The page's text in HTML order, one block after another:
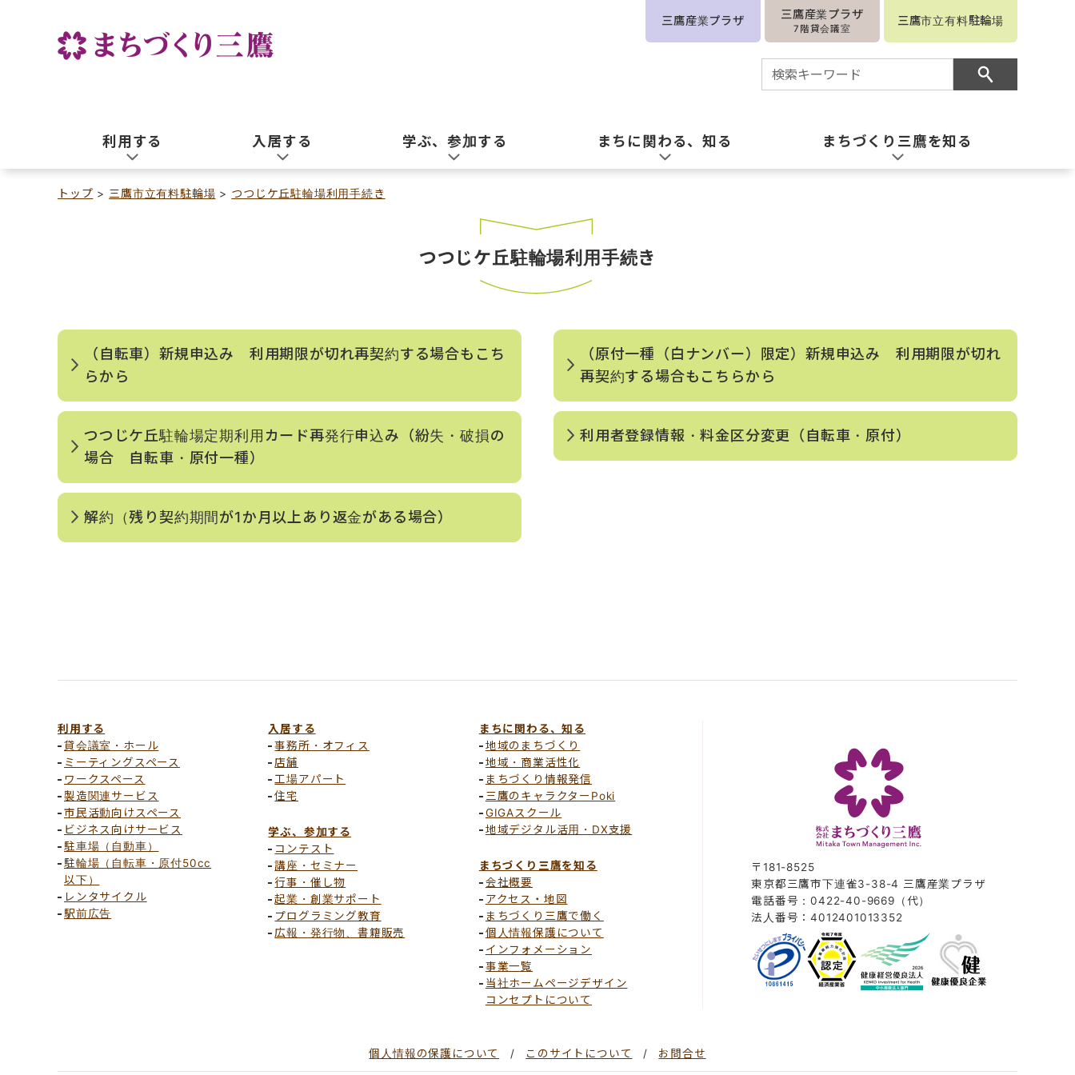
三鷹産業プラザ 三鷹産業プラザ
7階貸会議室
三鷹市立有料駐輪場
利用する 入居する 学ぶ、参加する まちに関わる、知る まちづくり三鷹を知る
トップ 三鷹市立有料駐輪場 つつじケ丘駐輪場利用手続き
つつじケ丘駐輪場利用手続き
（自転車）新規申込み 利用期限が切れ再契約する場合もこち
らから
（原付一種（白ナンバー）限定）新規申込み 利用期限が切れ
再契約する場合もこちらから
つつじケ丘駐輪場定期利用カード再発行申込み（紛失・破損の
場合 自転車・原付一種）
利用者登録情報・料金区分変更（自転車・原付）
解約（残り契約期間が1か月以上あり返金がある場合）
利用する
貸会議室・ホール
ミーティングスペース
ワークスペース
製造関連サービス
市民活動向けスペース
ビジネス向けサービス
駐車場（自動車）
駐輪場（自転車・原付50cc
以下）
レンタサイクル
駅前広告
入居する
事務所・オフィス
店舗
工場アパート
住宅
学ぶ、参加する
コンテスト
講座・セミナー
行事・催し物
起業・創業サポート
プログラミング教育
広報・発行物、書籍販売
まちに関わる、知る
地域のまちづくり
地域・商業活性化
まちづくり情報発信
三鷹のキャラクターPoki
GIGAスクール
地域デジタル活用・DX支援
まちづくり三鷹を知る
会社概要
アクセス・地図
まちづくり三鷹で働く
個人情報保護について
インフォメーション
事業一覧
当社ホームページデザイン
コンセプトについて
〒181-8525
東京都三鷹市下連雀3-38-4 三鷹産業プラザ
電話番号：0422-40-9669（代）
法人番号：4012401013352
個人情報の保護について このサイトについて お問合せ